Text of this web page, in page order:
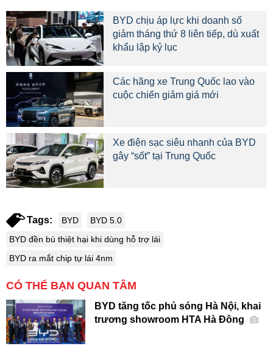
BYD chịu áp lực khi doanh số
giảm tháng thứ 8 liên tiếp, dù xuất
khẩu lập kỷ lục
Các hãng xe Trung Quốc lao vào
cuộc chiến giảm giá mới
Xe điện sạc siêu nhanh của BYD
gây “sốt” tại Trung Quốc
Tags: BYD
BYD 5.0
BYD đền bù thiệt hại khi dùng hỗ trợ lái
BYD ra mắt chip tự lái 4nm
CÓ THỂ BẠN QUAN TÂM
BYD tăng tốc phủ sóng Hà Nội, khai
trương showroom HTA Hà Đông